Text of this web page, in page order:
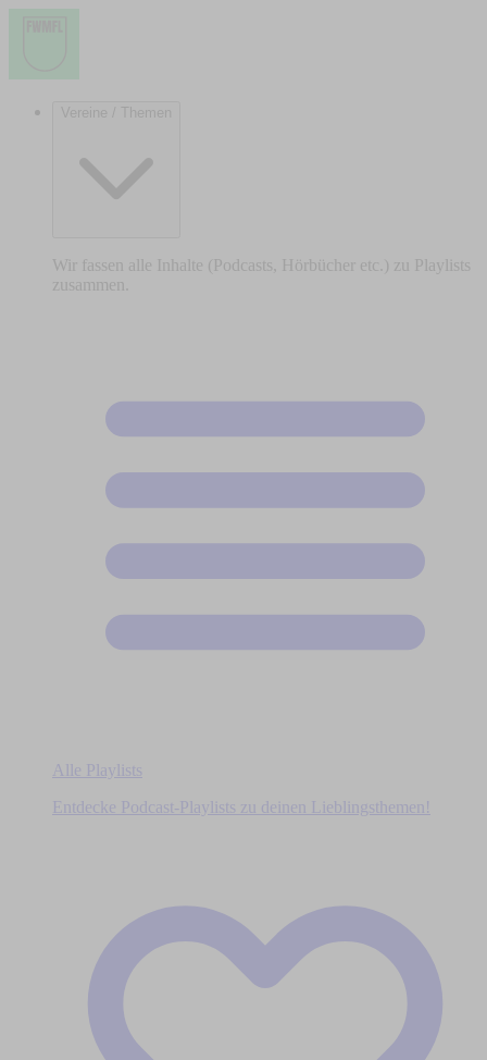
Vereine / Themen
Wir fassen alle Inhalte (Podcasts, Hörbücher etc.) zu Playlists
zusammen.
Alle Playlists
Entdecke Podcast-Playlists zu deinen Lieblingsthemen!